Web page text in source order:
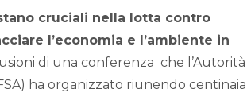
cruciali nella lotta contro
l’economia e l’ambiente in
di una conferenza che l’Autorità
ha organizzato riunendo centinaia